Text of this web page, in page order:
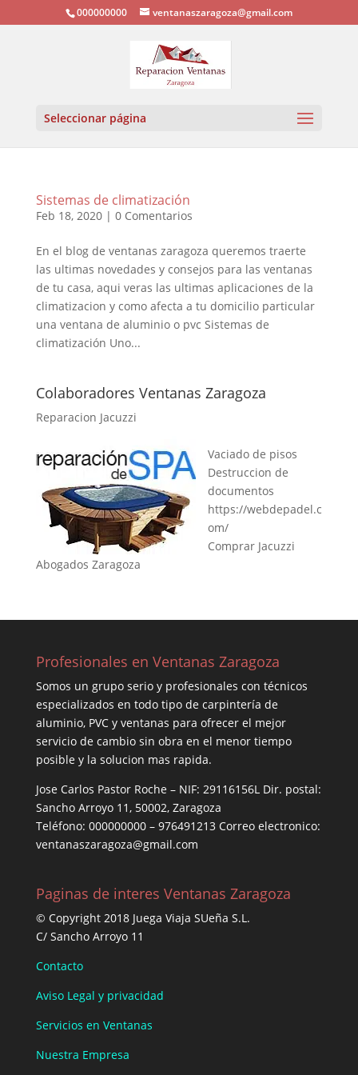
000000000 ventanaszaragoza@gmail.com
Seleccionar página
Sistemas de climatización
Feb 18, 2020| 0 Comentarios
En el blog de ventanas zaragoza queremos traerte
las ultimas novedades y consejos para las ventanas
de tu casa, aqui veras las ultimas aplicaciones de la
climatizacion y como afecta a tu domicilio particular
una ventana de aluminio o pvc Sistemas de
climatización Uno...
Colaboradores Ventanas Zaragoza
Reparacion Jacuzzi
Vaciado de pisos
Destruccion de
documentos
https://webdepadel.c
om/
Comprar Jacuzzi
Abogados Zaragoza
Profesionales en Ventanas Zaragoza
Somos un grupo serio y profesionales con técnicos
especializados en todo tipo de carpintería de
aluminio, PVC y ventanas para ofrecer el mejor
servicio de cambio sin obra en el menor tiempo
posible y la solucion mas rapida.
Jose Carlos Pastor Roche – NIF: 29116156L Dir. postal:
Sancho Arroyo 11, 50002, Zaragoza
Teléfono: 000000000 – 976491213 Correo electronico:
ventanaszaragoza@gmail.com
Paginas de interes Ventanas Zaragoza
© Copyright 2018 Juega Viaja SUeña S.L.
C/ Sancho Arroyo 11
Contacto
Aviso Legal y privacidad
Servicios en Ventanas
Nuestra Empresa